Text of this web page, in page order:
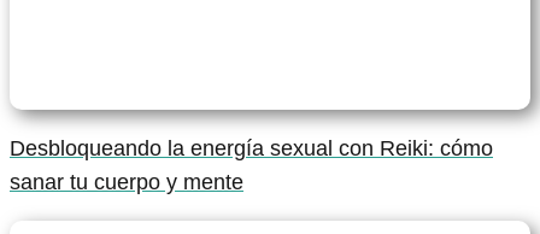
Desbloqueando la energía sexual con Reiki: cómo
sanar tu cuerpo y mente